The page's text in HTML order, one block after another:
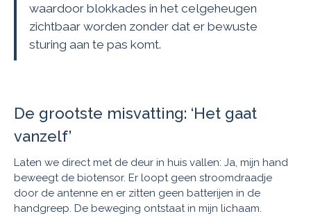
waardoor blokkades in het celgeheugen
zichtbaar worden zonder dat er bewuste
sturing aan te pas komt.
De grootste misvatting: ‘Het gaat
vanzelf’
Laten we direct met de deur in huis vallen: Ja, mijn hand
beweegt de biotensor. Er loopt geen stroomdraadje
door de antenne en er zitten geen batterijen in de
handgreep. De beweging ontstaat in mijn lichaam.